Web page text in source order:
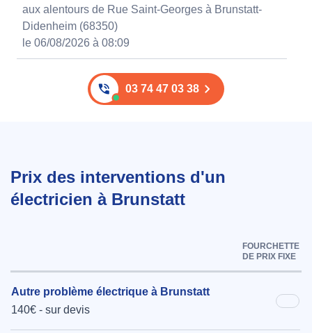
aux alentours de Rue Saint-Georges à Brunstatt-
Didenheim (68350)
le 06/08/2026 à 08:09
03 74 47 03 38
Prix des interventions d'un
électricien à Brunstatt
FOURCHETTE
DE PRIX FIXE
Autre problème électrique à Brunstatt
140€ - sur devis